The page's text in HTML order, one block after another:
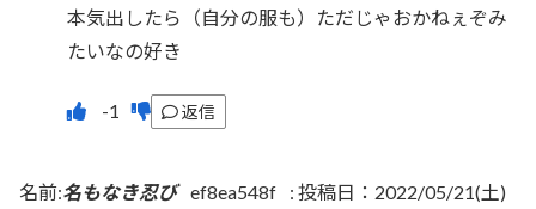
本気出したら（自分の服も）ただじゃおかねぇぞみ
たいなの好き
返信
名前:名もなき忍び ef8ea548f : 投稿日：2022/05/21(土)